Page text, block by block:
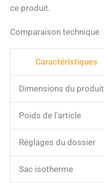
ce produit.
Comparaison technique
Caractéristiques
Dimensions du produit
Poids de l’article
Réglages du dossier
Sac isotherme